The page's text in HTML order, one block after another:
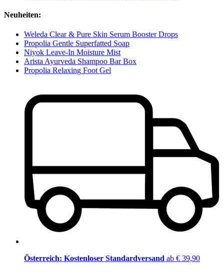
Neuheiten:
Weleda Clear & Pure Skin Serum Booster Drops
Propolia Gentle Superfatted Soap
Niyok Leave-In Moisture Mist
Arista Ayurveda Shampoo Bar Box
Propolia Relaxing Foot Gel
Österreich: Kostenloser Standardversand ab € 39,90